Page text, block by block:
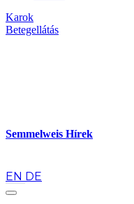
Karok
Betegellátás
Semmelweis Hírek
EN DE